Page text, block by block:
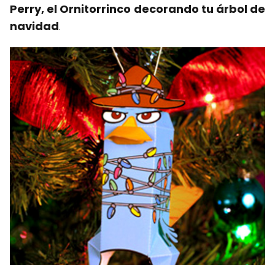
Perry, el Ornitorrinco decorando tu árbol de
navidad.